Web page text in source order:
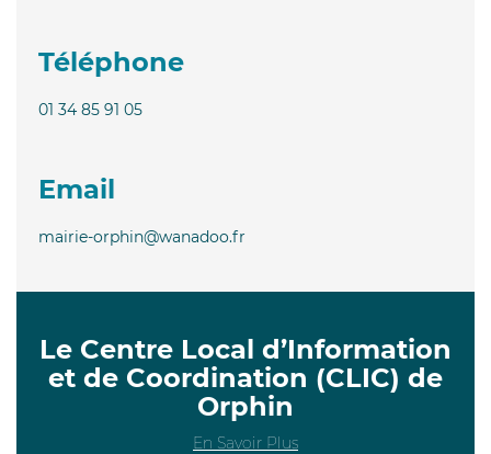
Téléphone
01 34 85 91 05
Email
mairie-orphin@wanadoo.fr
Le Centre Local d’Information
et de Coordination (CLIC) de
Orphin
En Savoir Plus